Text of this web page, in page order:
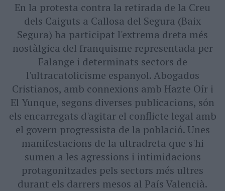
En la protesta contra la retirada de la Creu
dels Caiguts a Callosa del Segura (Baix
Segura) ha participat l'extrema dreta més
nostàlgica del franquisme representada per
Falange i determinats sectors de
l'ultracatolicisme espanyol. Abogados
Cristianos, amb connexions amb Hazte Oír i
El Yunque, segons diverses publicacions, són
els encarregats d'agitar el conflicte legal amb
el govern progressista de la població. Unes
manifestacions de la ultradreta que s'hi
sumen a les agressions i intimidacions
protagonitzades pels sectors més ultres
durant els darrers mesos al País Valencià.